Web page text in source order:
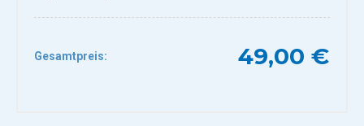
Gesamtpreis: 49,00 €